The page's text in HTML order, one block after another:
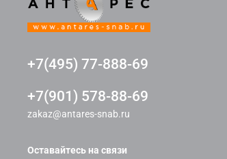
+7(495) 77-888-69
+7(901) 578-88-69
zakaz@antares-snab.ru
Оставайтесь на связи